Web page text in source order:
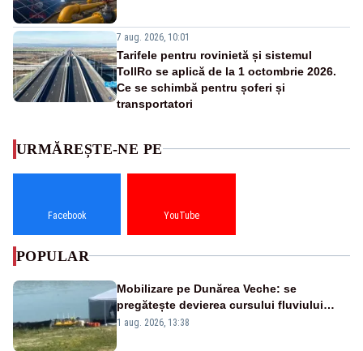
7 aug. 2026, 10:01
Tarifele pentru rovinietă și sistemul
TollRo se aplică de la 1 octombrie 2026.
Ce se schimbă pentru șoferi și
transportatori
URMĂREȘTE-NE PE
Facebook YouTube
POPULAR
Mobilizare pe Dunărea Veche: se
pregătește devierea cursului fluviului
către Cernavodă – VIDEO
1 aug. 2026, 13:38